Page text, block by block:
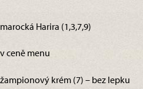
marocká Harira (1,3,7,9)
v ceně menu
žampionový krém (7) – bez lepku